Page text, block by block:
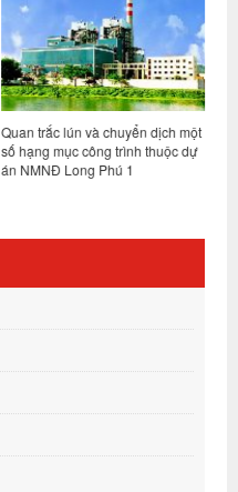
Quan trắc lún và chuyển dịch một
số hạng mục công trình thuộc dự
án NMNĐ Long Phú 1